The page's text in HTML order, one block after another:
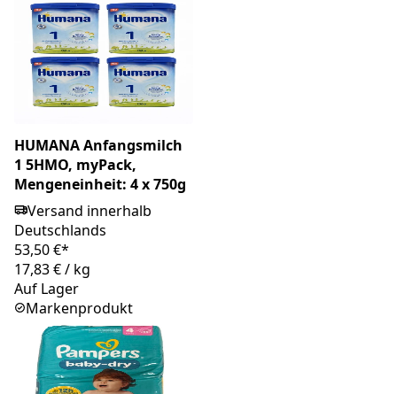
HUMANA Anfangsmilch
1 5HMO, myPack,
Mengeneinheit: 4 x 750g
Versand innerhalb
Deutschlands
53,50 €*
17,83 €/ kg
Auf Lager
Markenprodukt